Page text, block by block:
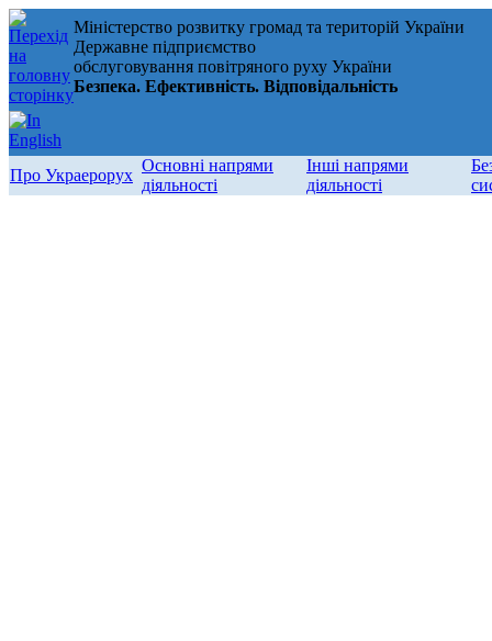
Міністерство розвитку громад та територій України
Державне підприємство
обслуговування повітряного руху України
Безпека. Ефективність. Відповідальність
Про Украерорух
Основні напрями
діяльності
Інші напрями
діяльності